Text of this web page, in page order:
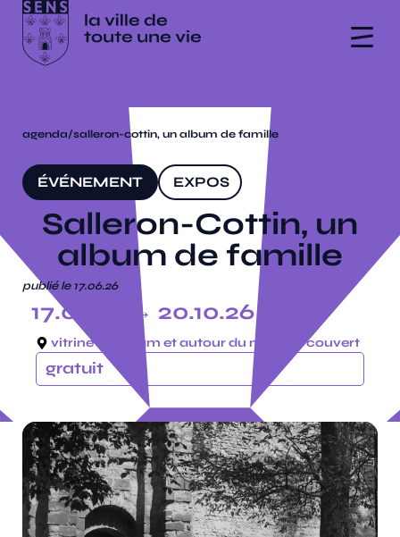
agenda/salleron-cottin, un album de famille
ÉVÉNEMENT EXPOS
Salleron-Cottin, un
album de famille
publié le 17.06.26
17.06.26 → 20.10.26
vitrine abraham et autour du marché couvert
gratuit